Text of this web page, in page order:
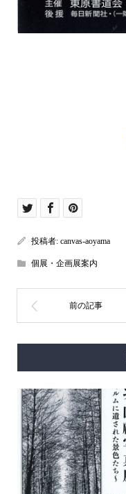
投稿者: canvas-aoyama
個展・企画展案内